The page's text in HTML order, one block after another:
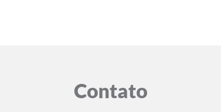
Contato